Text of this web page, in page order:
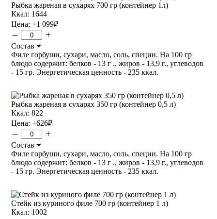
Рыбка жареная в сухарях 700 гр (контейнер 1л)
Ккал: 1644
Цена: +1 099₽
– +
Состав
Филе горбуши, сухари, масло, соль, специи. На 100 гр
блюдо содержит: белков - 13 г ., жиров - 13,9 г., углеводов
- 15 гр. Энергетическая ценность - 235 ккал.
Рыбка жареная в сухарях 350 гр (контейнер 0,5 л)
Ккал: 822
Цена: +626₽
– +
Состав
Филе горбуши, сухари, масло, соль, специи. На 100 гр
блюдо содержит: белков - 13 г ., жиров - 13,9 г., углеводов
- 15 гр. Энергетическая ценность - 235 ккал.
Стейк из куриного филе 700 гр (контейнер 1 л)
Ккал: 1002